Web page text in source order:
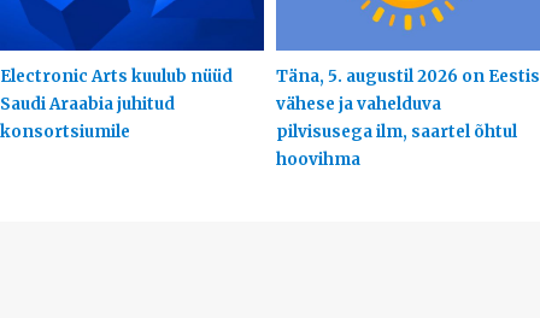
Electronic Arts kuulub nüüd
Saudi Araabia juhitud
konsortsiumile
Täna, 5. augustil 2026 on Eestis
vähese ja vahelduva
pilvisusega ilm, saartel õhtul
hoovihma